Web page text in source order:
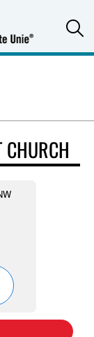
CHURCH